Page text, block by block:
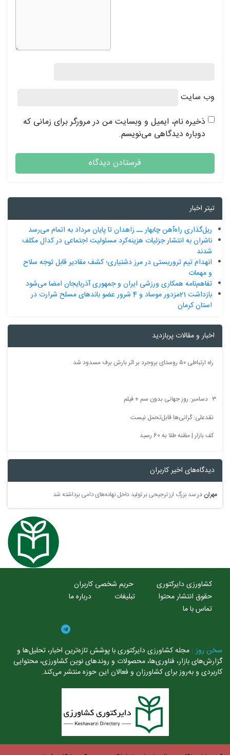
وب‌ سایت
ذخیره نام، ایمیل و وبسایت من در مرورگر برای زمانی که
دوباره دیدگاهی می‌نویسم.
تیتر اخبار
ریل‌گذاری راه‌آهن چابهار ــ زاهدان تا پایان مرداد به اتمام می‌رسد
ناشران به انتشار جزئیات هزینه‌کرد مسئولیت اجتماعی در کدال مکلف
شدند
انهدام تیم تروریستی در مرز دشتیاری؛ کشف مقادیر قابل توجه سلاح
و مهمات
تفاهم‌نامه همکاری ورزشی ایران و جمهوری آذربایجان امضا می‌شود
بازداشت 21مزدور موساد و 4 شرور عضو باندهای مسلح شرارت در
استان کرمان
اخبار و مقالات پربازدید
راه ارتباطی ۵۰ روستای بروجرد بر اثر بارش برف مسدود شد
نقدعلی: گرانی‌ها قابل‌تحمل نیست
کف بازار | مظنه طلا به 60 رسید
دیدگاه‌های اخیر کاربران
مهراندرسد بزرگ ارز ترجیحی بر تولید داخل نهاده‌های دامی برداشته شد
کشاورزی دایرکتوری
حریم شخصی کاربران
حقوق انتشار محتوا
تبلیغات
درباره ما
تماس با ما
روز :مجله کشاورزی دایرکتوری با پوشش تازه‌ترین اخبار، تحلیل‌ها و
بازار، فناوری‌ها، محصولات و روندهای نوین کشاورزی، محتوایی
و به‌روز برای کشاورزان و فعالان این حوزه منتشر می‌کند.